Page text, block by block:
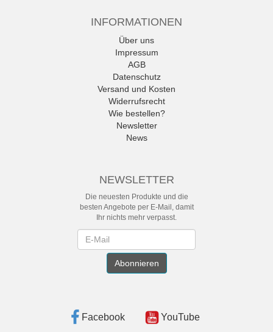
INFORMATIONEN
Über uns
Impressum
AGB
Datenschutz
Versand und Kosten
Widerrufsrecht
Wie bestellen?
Newsletter
News
NEWSLETTER
Die neuesten Produkte und die
besten Angebote per E-Mail, damit
Ihr nichts mehr verpasst.
Abonnieren
Facebook YouTube